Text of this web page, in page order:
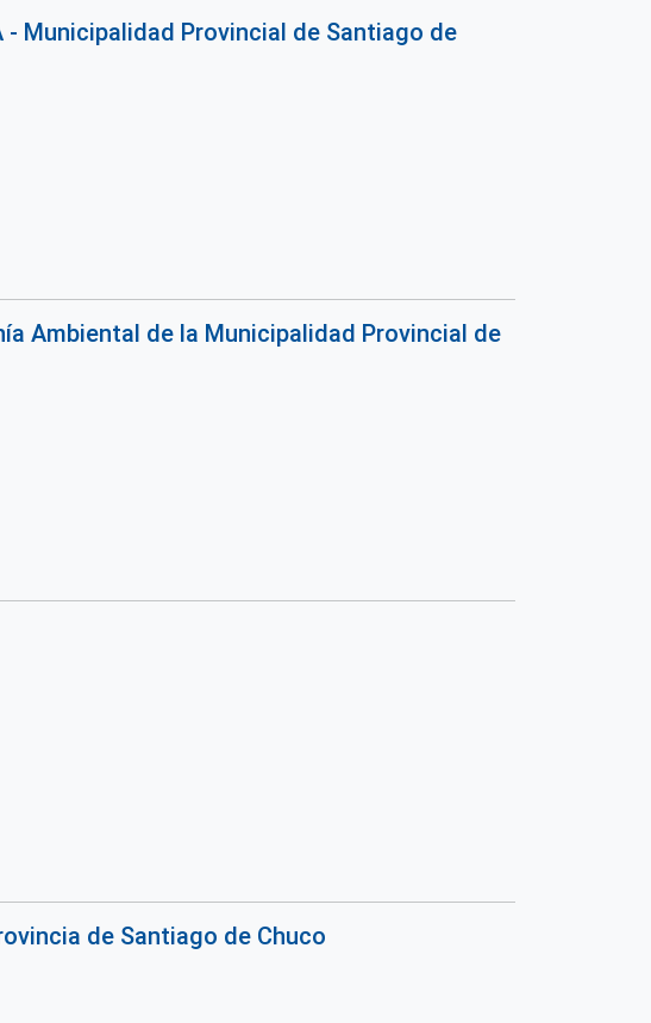
- Municipalidad Provincial de Santiago de
Ambiental de la Municipalidad Provincial de
de Santiago de Chuco